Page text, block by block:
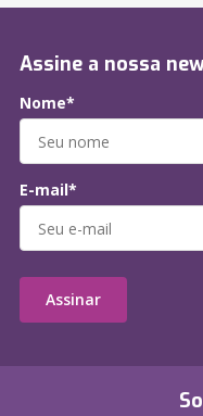
Assine a nossa
Nome*
E-mail*
Assinar